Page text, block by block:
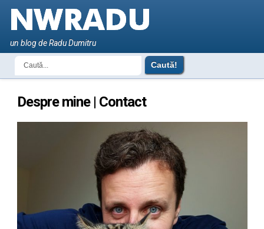
un blog de Radu Dumitru
Despre mine | Contact